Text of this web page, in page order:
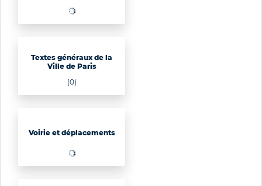
Textes généraux de la
Ville de Paris
(0)
Voirie et déplacements